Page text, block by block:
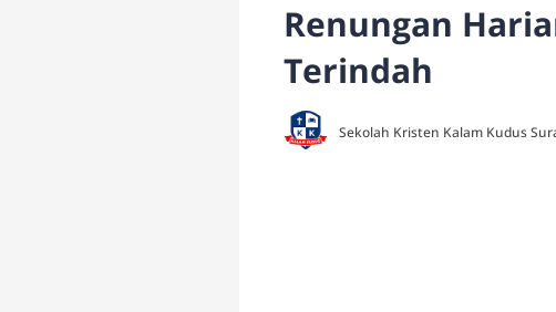
Renungan
Terindah
Sekolah Kristen Kalam Kudus